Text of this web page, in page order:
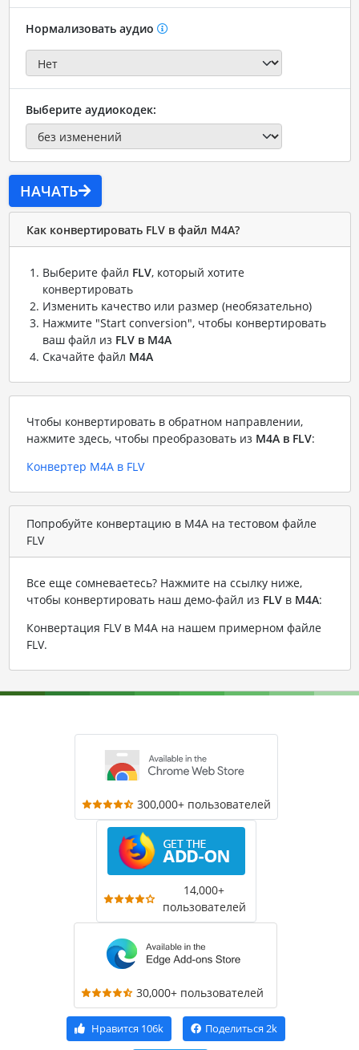
Нормализовать аудио
Выберите аудиокодек:
НАЧАТЬ
Как конвертировать FLV в файл M4A?
Выберите файл FLV, который хотите
конвертировать
Изменить качество или размер (необязательно)
Нажмите "Start conversion", чтобы конвертировать
ваш файл из FLV в M4A
Скачайте файл M4A
Чтобы конвертировать в обратном направлении,
нажмите здесь, чтобы преобразовать из M4A в FLV:
Конвертер M4A в FLV
Попробуйте конвертацию в M4A на тестовом файле
FLV
Все еще сомневаетесь? Нажмите на ссылку ниже,
чтобы конвертировать наш демо-файл из FLVв M4A:
Конвертация FLV в M4A на нашем примерном файле
FLV.
300,000+ пользователей
14,000+
пользователей
30,000+ пользователей
Нравится 106k Поделиться 2k